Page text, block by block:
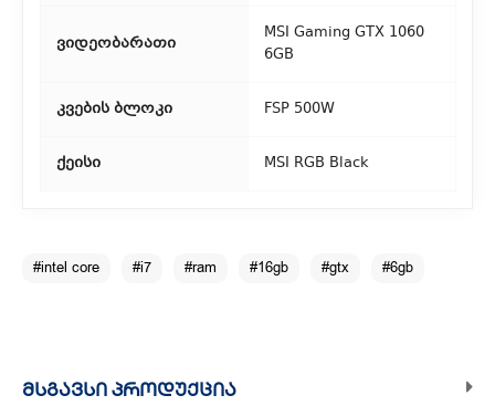
ვიდეობარათი
MSI Gaming GTX 1060
6GB
კვების ბლოკი FSP 500W
ქეისი MSI RGB Black
#intel core #i7 #ram #16gb #gtx #6gb
ᲛᲡᲒᲐᲕᲡᲘ ᲞᲠᲝᲓᲣᲥᲪᲘᲐ